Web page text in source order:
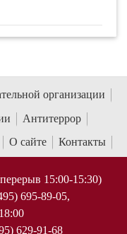
организации
Антитеррор
О сайте Контакты
15:00-15:30)
695-89-05,
629-91-68